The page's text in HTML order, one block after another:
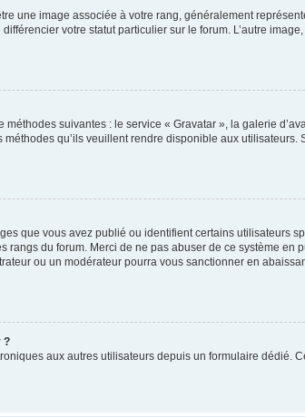
une image associée à votre rang, généralement
votre statut particulier sur le forum. L’autre
suivantes : le service « Gravatar », la galerie
qu’ils veuillent rendre disponible aux utilisateurs.
que vous avez publié ou identifient certains utilisateurs
du forum. Merci de ne pas abuser de ce système en
ou un modérateur pourra vous sanctionner en
?
aux autres utilisateurs depuis un formulaire dédié.